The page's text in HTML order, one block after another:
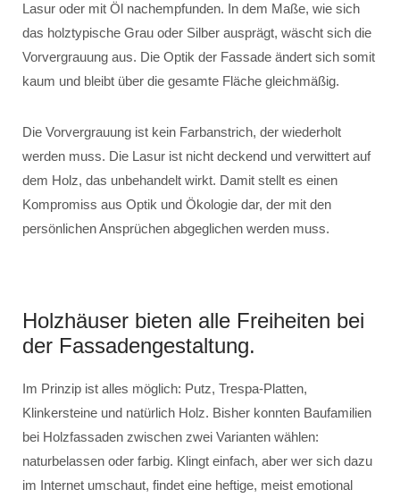
Lasur oder mit Öl nachempfunden. In dem Maße, wie sich
das holztypische Grau oder Silber ausprägt, wäscht sich die
Vorvergrauung aus. Die Optik der Fassade ändert sich somit
kaum und bleibt über die gesamte Fläche gleichmäßig.
Die Vorvergrauung ist kein Farbanstrich, der wiederholt
werden muss. Die Lasur ist nicht deckend und verwittert auf
dem Holz, das unbehandelt wirkt. Damit stellt es einen
Kompromiss aus Optik und Ökologie dar, der mit den
persönlichen Ansprüchen abgeglichen werden muss.
Holzhäuser bieten alle Freiheiten bei
der Fassadengestaltung.
Im Prinzip ist alles möglich: Putz, Trespa-Platten,
Klinkersteine und natürlich Holz. Bisher konnten Baufamilien
bei Holzfassaden zwischen zwei Varianten wählen:
naturbelassen oder farbig. Klingt einfach, aber wer sich dazu
im Internet umschaut, findet eine heftige, meist emotional